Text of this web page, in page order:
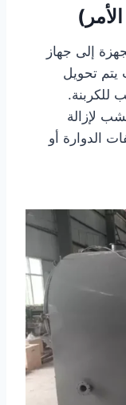
إلى جهاز
تحويل
لإزالة
الدوارة أو